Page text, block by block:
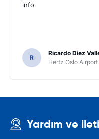
info
R
Ricardo Diez
Hertz Oslo Airport
Yardım ve